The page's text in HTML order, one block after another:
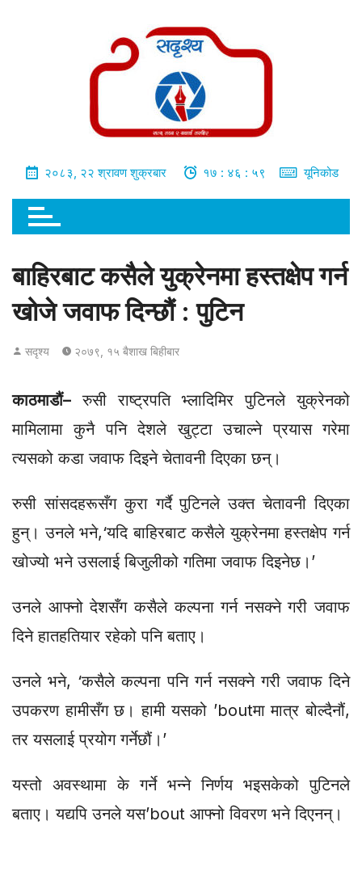
२०८३, २२ श्रावण शुक्रबार १७ : ४७ : ०० यूनिकोड
बाहिरबाट कसैले युक्रेनमा हस्तक्षेप गर्न
खोजे जवाफ दिन्छौं : पुटिन
सदृश्य २०७९, १५ बैशाख बिहीबार
काठमाडौं– रुसी राष्ट्रपति भ्लादिमिर पुटिनले युक्रेनको
मामिलामा कुनै पनि देशले खुट्टा उचाल्ने प्रयास गरेमा
त्यसको कडा जवाफ दिइने चेतावनी दिएका छन्।
रुसी सांसदहरूसँग कुरा गर्दै पुटिनले उक्त चेतावनी दिएका
हुन्। उनले भने,‘यदि बाहिरबाट कसैले युक्रेनमा हस्तक्षेप गर्न
खोज्यो भने उसलाई बिजुलीको गतिमा जवाफ दिइनेछ।’
उनले आफ्नो देशसँग कसैले कल्पना गर्न नसक्ने गरी जवाफ
दिने हातहतियार रहेको पनि बताए।
उनले भने, ‘कसैले कल्पना पनि गर्न नसक्ने गरी जवाफ दिने
उपकरण हामीसँग छ। हामी यसको ’boutमा मात्र बोल्दैनौं,
तर यसलाई प्रयोग गर्नेछौं।’
यस्तो अवस्थामा के गर्ने भन्ने निर्णय भइसकेको पुटिनले
बताए। यद्यपि उनले यस’bout आफ्नो विवरण भने दिएनन्।